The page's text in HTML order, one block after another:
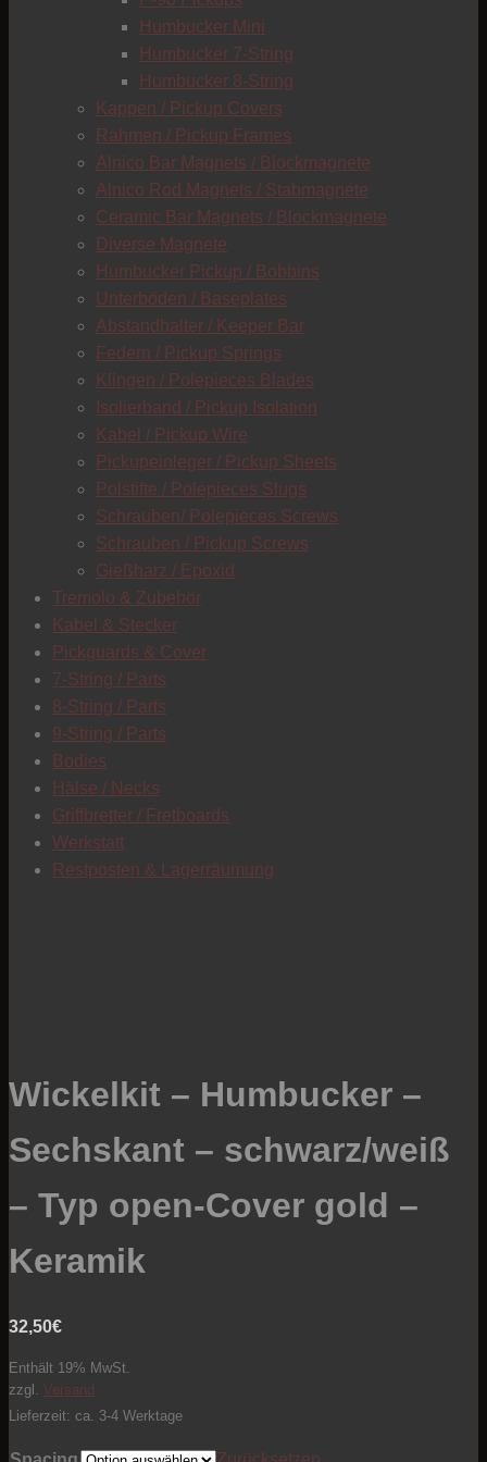
Humbucker Mini
Humbucker 7-String
Humbucker 8-String
Kappen / Pickup Covers
Rahmen / Pickup Frames
Alnico Bar Magnets / Blockmagnete
Alnico Rod Magnets / Stabmagnete
Ceramic Bar Magnets / Blockmagnete
Diverse Magnete
Humbucker Pickup / Bobbins
Unterböden / Baseplates
Abstandhalter / Keeper Bar
Federn / Pickup Springs
Klingen / Polepieces Blades
Isolierband / Pickup Isolation
Kabel / Pickup Wire
Pickupeinleger / Pickup Sheets
Polstifte / Polepieces Slugs
Schrauben/ Polepieces Screws
Schrauben / Pickup Screws
Gießharz / Epoxid
Tremolo & Zubehör
Kabel & Stecker
Pickguards & Cover
7-String / Parts
8-String / Parts
9-String / Parts
Bodies
Hälse / Necks
Griffbretter / Fretboards
Werkstatt
Restposten & Lagerräumung
Wickelkit – Humbucker –
Sechskant – schwarz/weiß
– Typ open-Cover gold –
Keramik
32,50€
Enthält 19% MwSt.
zzgl. Versand
Lieferzeit: ca. 3-4 Werktage